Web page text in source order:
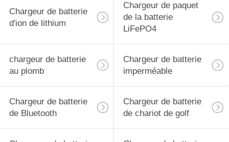
Chargeur de batterie
d'ion de lithium
Chargeur de paquet
de la batterie
LiFePO4
chargeur de batterie
au plomb
Chargeur de batterie
imperméable
Chargeur de batterie
de Bluetooth
Chargeur de batterie
de chariot de golf